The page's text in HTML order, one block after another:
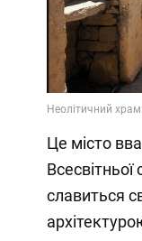
Це місто
славиться